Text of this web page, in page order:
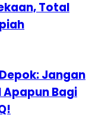
Total
Jangan
Apapun Bagi